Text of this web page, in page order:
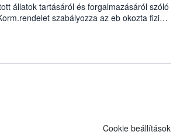
állatok tartásáról és forgalmazásáról szóló
szabályozza az eb okozta fizikai
veszélye keletkezésekor felmerülő
valamint a veszélyes eb tartását és annak
megítélésében jártas szakértőt.
Cookie beállítások